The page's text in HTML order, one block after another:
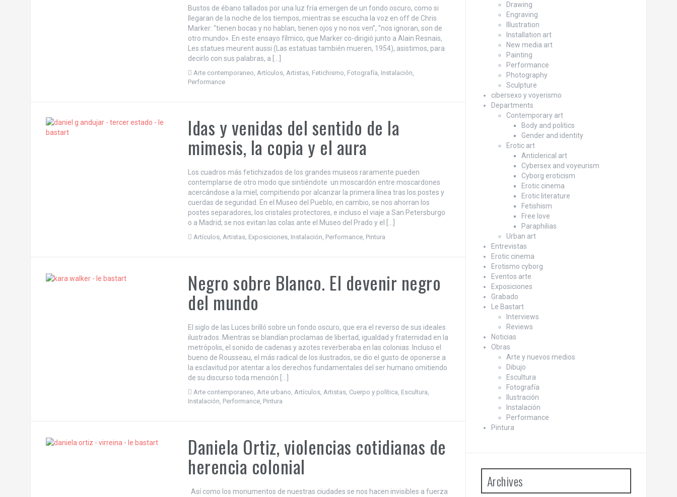
Bustos de ébano tallados por una luz fría emergen de un fondo oscuro, como si
llegaran de la noche de los tiempos, mientras se escucha la voz en off de Chris
Marker: “tienen bocas y no hablan, tienen ojos y no nos ven”, “nos ignoran, son de
otro mundo». En este ensayo fílmico, que Marker co-dirigió junto a Alain Resnais,
Les statues meurent aussi (Las estatuas también mueren, 1954), asistimos, para
decirlo con sus palabras, a […]
Arte contemporaneo,Artículos,Artistas, Fetichismo, Fotografía, Instalación,
Performance
Idas y venidas del sentido de la
mimesis, la copia y el aura
Los cuadros más fetichizados de los grandes museos raramente pueden
contemplarse de otro modo que sintiéndote un moscardón entre moscardones
acercándose a la miel, compitiendo por alcanzar la primera línea tras los postes y
cuerdas de seguridad. En el Museo del Pueblo, en cambio, se nos ahorran los
postes separadores, los cristales protectores, e incluso el viaje a San Petersburgo
o a Madrid; se nos evitan las colas ante el Museo del Prado y el […]
Artículos,Artistas, Exposiciones, Instalación, Performance, Pintura
Negro sobre Blanco. El devenir negro
del mundo
El siglo de las Luces brilló sobre un fondo oscuro, que era el reverso de sus ideales
ilustrados. Mientras se blandían proclamas de libertad, igualdad y fraternidad en la
metrópolis, el sonido de cadenas y azotes reverberaba en las colonias. Incluso el
bueno de Rousseau, el más radical de los ilustrados, se dio el gusto de oponerse a
la esclavitud por atentar a los derechos fundamentales del ser humano omitiendo
de su discurso toda mención […]
Arte contemporaneo,Arte urbano,Artículos,Artistas, Cuerpo y política, Escultura,
Instalación, Performance, Pintura
Daniela Ortiz, violencias cotidianas de
herencia colonial
Así como los monumentos de nuestras ciudades se nos hacen invisibles a fuerza
Drawing
Engraving
Illustration
Installation art
New media art
Painting
Performance
Photography
Sculpture
cibersexo y voyerismo
Departments
Contemporary art
Body and politics
Gender and identity
Erotic art
Anticlerical art
Cybersex and voyeurism
Cyborg eroticism
Erotic cinema
Erotic literature
Fetishism
Free love
Paraphilias
Urban art
Entrevistas
Erotic cinema
Erotismo cyborg
Eventos arte
Exposiciones
Grabado
Le Bastart
Interviews
Reviews
Noticias
Obras
Arte y nuevos medios
Dibujo
Escultura
Fotografía
Ilustración
Instalación
Performance
Pintura
Archives